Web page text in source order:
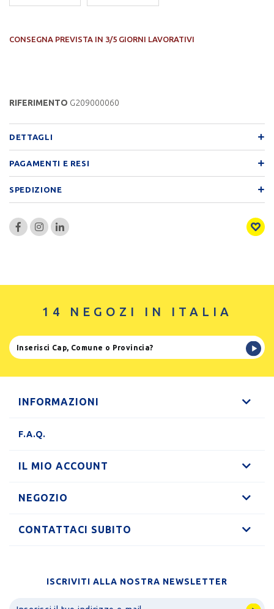
CONSEGNA PREVISTA IN 3/5 GIORNI LAVORATIVI
RIFERIMENTO G209000060
DETTAGLI
PAGAMENTI E RESI
SPEDIZIONE
14 NEGOZI IN ITALIA
INFORMAZIONI
F.A.Q.
IL MIO ACCOUNT
NEGOZIO
CONTATTACI SUBITO
ISCRIVITI ALLA NOSTRA NEWSLETTER